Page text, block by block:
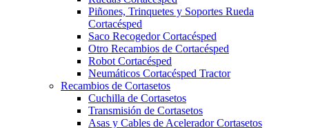
Piñones, Trinquetes y Soportes Rueda
Cortacésped
Saco Recogedor Cortacésped
Otro Recambios de Cortacésped
Robot Cortacésped
Neumáticos Cortacésped Tractor
Recambios de Cortasetos
Cuchilla de Cortasetos
Transmisión de Cortasetos
Asas y Cables de Acelerador Cortasetos